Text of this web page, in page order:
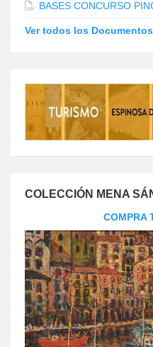
BASES CONCURSO
Ver todos los Documentos
COLECCIÓN MENA
COMPRA